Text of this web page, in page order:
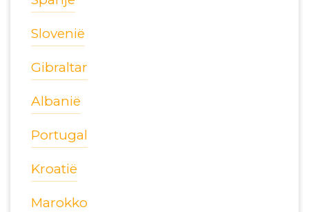
Slovenië
Gibraltar
Albanië
Portugal
Kroatië
Marokko